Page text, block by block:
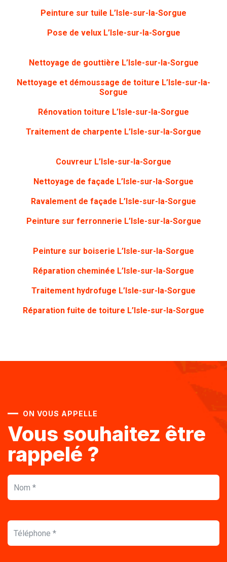
Peinture sur tuile L’Isle-sur-la-Sorgue
Pose de velux L’Isle-sur-la-Sorgue
Nettoyage de gouttière L’Isle-sur-la-Sorgue
Nettoyage et démoussage de toiture L’Isle-sur-la-
Sorgue
Rénovation toiture L’Isle-sur-la-Sorgue
Traitement de charpente L’Isle-sur-la-Sorgue
Couvreur L’Isle-sur-la-Sorgue
Nettoyage de façade L’Isle-sur-la-Sorgue
Ravalement de façade L’Isle-sur-la-Sorgue
Peinture sur ferronnerie L’Isle-sur-la-Sorgue
Peinture sur boiserie L’Isle-sur-la-Sorgue
Réparation cheminée L’Isle-sur-la-Sorgue
Traitement hydrofuge L’Isle-sur-la-Sorgue
Réparation fuite de toiture L’Isle-sur-la-Sorgue
ON VOUS APPELLE
Vous souhaitez être
rappelé ?